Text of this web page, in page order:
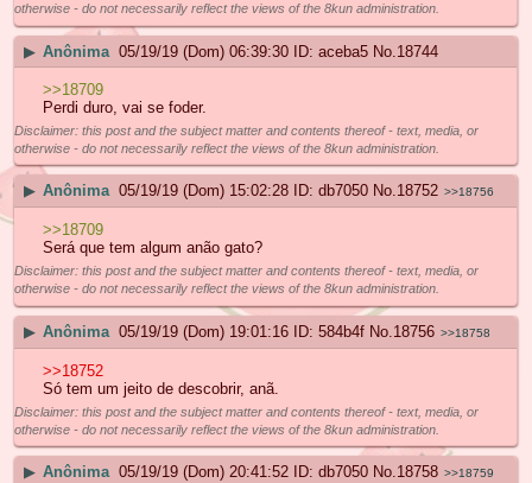
otherwise - do not necessarily reflect the views of the 8kun administration.
▶ Anônima 05/19/19 (Dom) 06:39:30 aceba5 No. 18744
>>18709
Perdi duro, vai se foder.
Disclaimer: this post and the subject matter and contents thereof - text, media, or
otherwise - do not necessarily reflect the views of the 8kun administration.
▶ Anônima 05/19/19 (Dom) 15:02:28 db7050 No.18752 >>18756
>>18709
Será que tem algum anão gato?
Disclaimer: this post and the subject matter and contents thereof - text, media, or
otherwise - do not necessarily reflect the views of the 8kun administration.
▶ Anônima 05/19/19 (Dom) 19:01:16 584b4f No. 18756 >>18758
>>18752
Só tem um jeito de descobrir, anã.
Disclaimer: this post and the subject matter and contents thereof - text, media, or
otherwise - do not necessarily reflect the views of the 8kun administration.
▶ Anônima 05/19/19 (Dom) 20:41:52 db7050 No.18758 >>18759